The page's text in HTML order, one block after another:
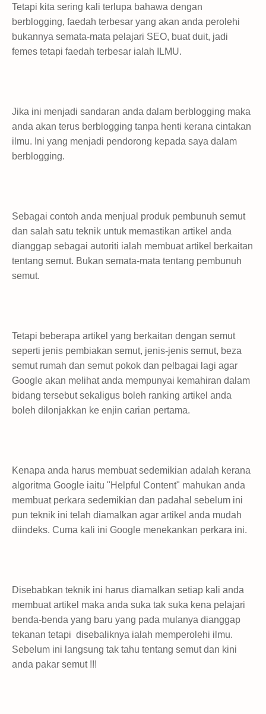
Tetapi kita sering kali terlupa bahawa dengan
berblogging, faedah terbesar yang akan anda perolehi
bukannya semata-mata pelajari SEO, buat duit, jadi
femes tetapi faedah terbesar ialah ILMU.
Jika ini menjadi sandaran anda dalam berblogging maka
anda akan terus berblogging tanpa henti kerana cintakan
ilmu. Ini yang menjadi pendorong kepada saya dalam
berblogging.
Sebagai contoh anda menjual produk pembunuh semut
dan salah satu teknik untuk memastikan artikel anda
dianggap sebagai autoriti ialah membuat artikel berkaitan
tentang semut. Bukan semata-mata tentang pembunuh
semut.
Tetapi beberapa artikel yang berkaitan dengan semut
seperti jenis pembiakan semut, jenis-jenis semut, beza
semut rumah dan semut pokok dan pelbagai lagi agar
Google akan melihat anda mempunyai kemahiran dalam
bidang tersebut sekaligus boleh ranking artikel anda
boleh dilonjakkan ke enjin carian pertama.
Kenapa anda harus membuat sedemikian adalah kerana
algoritma Google iaitu "Helpful Content" mahukan anda
membuat perkara sedemikian dan padahal sebelum ini
pun teknik ini telah diamalkan agar artikel anda mudah
diindeks. Cuma kali ini Google menekankan perkara ini.
Disebabkan teknik ini harus diamalkan setiap kali anda
membuat artikel maka anda suka tak suka kena pelajari
benda-benda yang baru yang pada mulanya dianggap
tekanan tetapi disebaliknya ialah memperolehi ilmu.
Sebelum ini langsung tak tahu tentang semut dan kini
anda pakar semut !!!